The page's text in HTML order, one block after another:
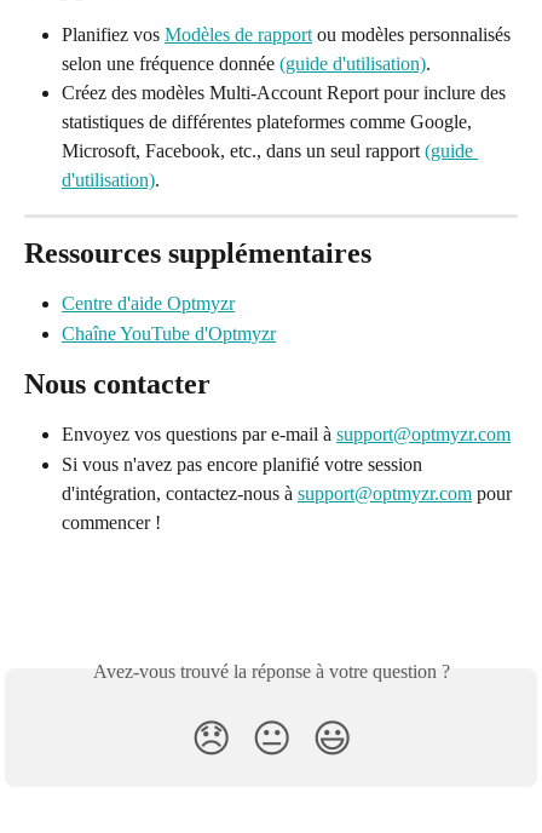
Planifiez vos Modèles de rapport ou modèles personnalisés
selon une fréquence donnée (guide d'utilisation).
Créez des modèles Multi-Account Report pour inclure des
statistiques de différentes plateformes comme Google,
Microsoft, Facebook, etc., dans un seul rapport (guide
d'utilisation).
Ressources supplémentaires
Centre d'aide Optmyzr
Chaîne YouTube d'Optmyzr
Nous contacter
Envoyez vos questions par e-mail à support@optmyzr.com
Si vous n'avez pas encore planifié votre session
d'intégration, contactez-nous à support@optmyzr.com pour
commencer !
Avez-vous trouvé la réponse à votre question ?
😞 😐 😃